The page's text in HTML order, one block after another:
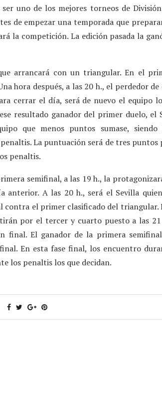
uno de los mejores torneos de
de empezar una temporada que
la competición. La edición pasada la
arrancará con un triangular. En el
hora después, a las 20 h., el perdedor de
cerrar el día, será de nuevo el equipo
resultado ganador del primer duelo, el
que menos puntos sumase, siendo
La puntuación será de tres puntos
penaltis.
semifinal, a las 19 h., la
anterior. A las 20 h., será el Sevilla
contra el primer clasificado del triangular.
por el tercer y cuarto puesto a las
final. El ganador de la primera
En esta fase final, los encuentro
los penaltis los que decidan.